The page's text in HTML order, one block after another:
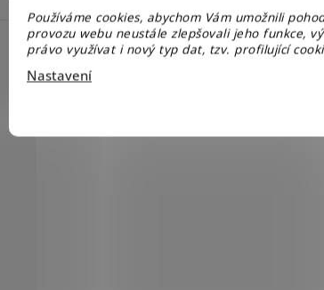
Používáme cookies, abychom Vám umožnili
provozu webu neustále zlepšovali jeho funkce,
právo využívat i nový typ dat, tzv. profilující
Nastavení